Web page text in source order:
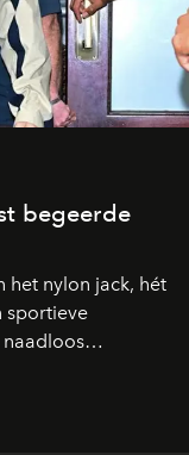
begeerde
het nylon jack, hét
sportieve